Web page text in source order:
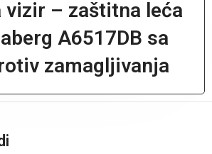
vizir – zaštitna leća
A6517DB sa
zamagljivanja